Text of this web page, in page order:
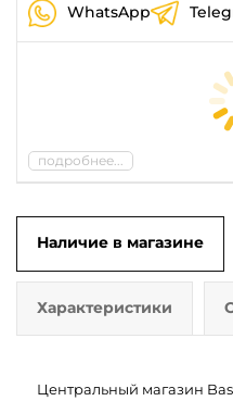
WhatsApp
подробнее...
Наличие в магазине
Характеристики
Центральный магазин